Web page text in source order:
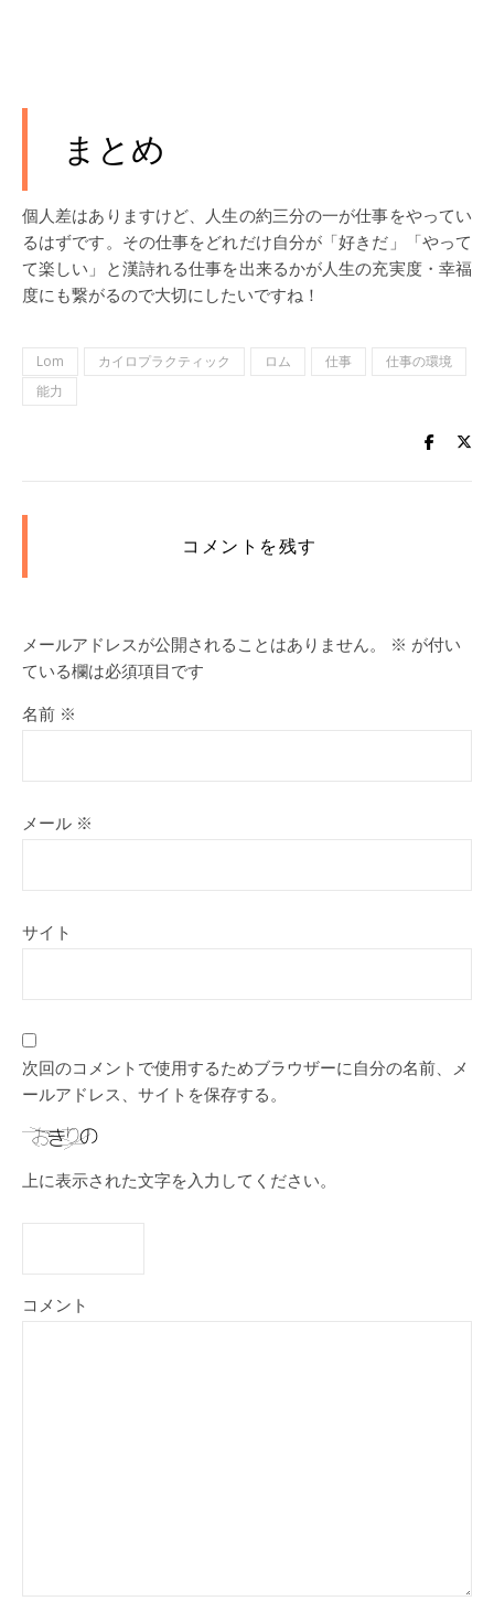
まとめ
個人差はありますけど、人生の約三分の一が仕事をやってい
るはずです。その仕事をどれだけ自分が「好きだ」「やって
て楽しい」と漢詩れる仕事を出来るかが人生の充実度・幸福
度にも繋がるので大切にしたいですね！
Lom カイロプラクティック ロム 仕事
仕事の環境
能力
コメントを残す
メールアドレスが公開されることはありません。 ※ が付い
ている欄は必須項目です
名前 ※
メール ※
サイト
次回のコメントで使用するためブラウザーに自分の名前、メ
ールアドレス、サイトを保存する。
上に表示された文字を入力してください。
コメント